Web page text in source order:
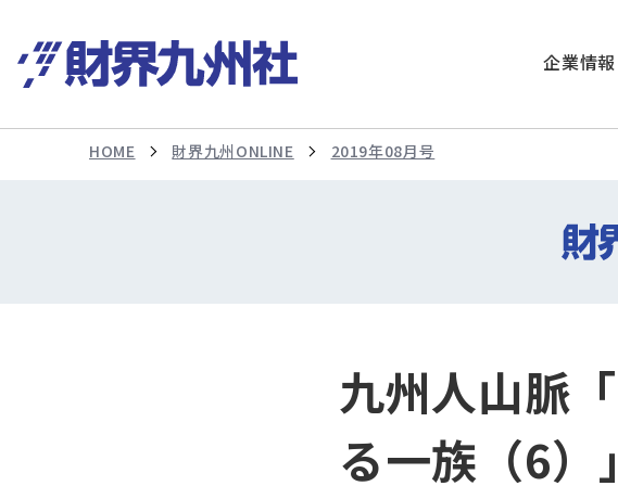
企業情報
HOME 財界九州ONLINE 2019年08月号
九州人山脈
る一族（6）」